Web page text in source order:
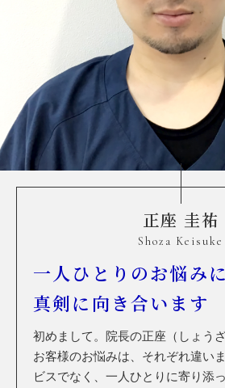
正座 圭祐
Shoza Keisuke
一人ひとりのお悩みに
真剣に向き合います
初めまして。院長の正座（しょう
お客様のお悩みは、それぞれ違い
ビスでなく、一人ひとりに寄り添